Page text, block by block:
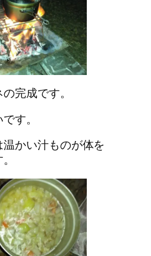
完成です。
す。
かい汁ものが体を